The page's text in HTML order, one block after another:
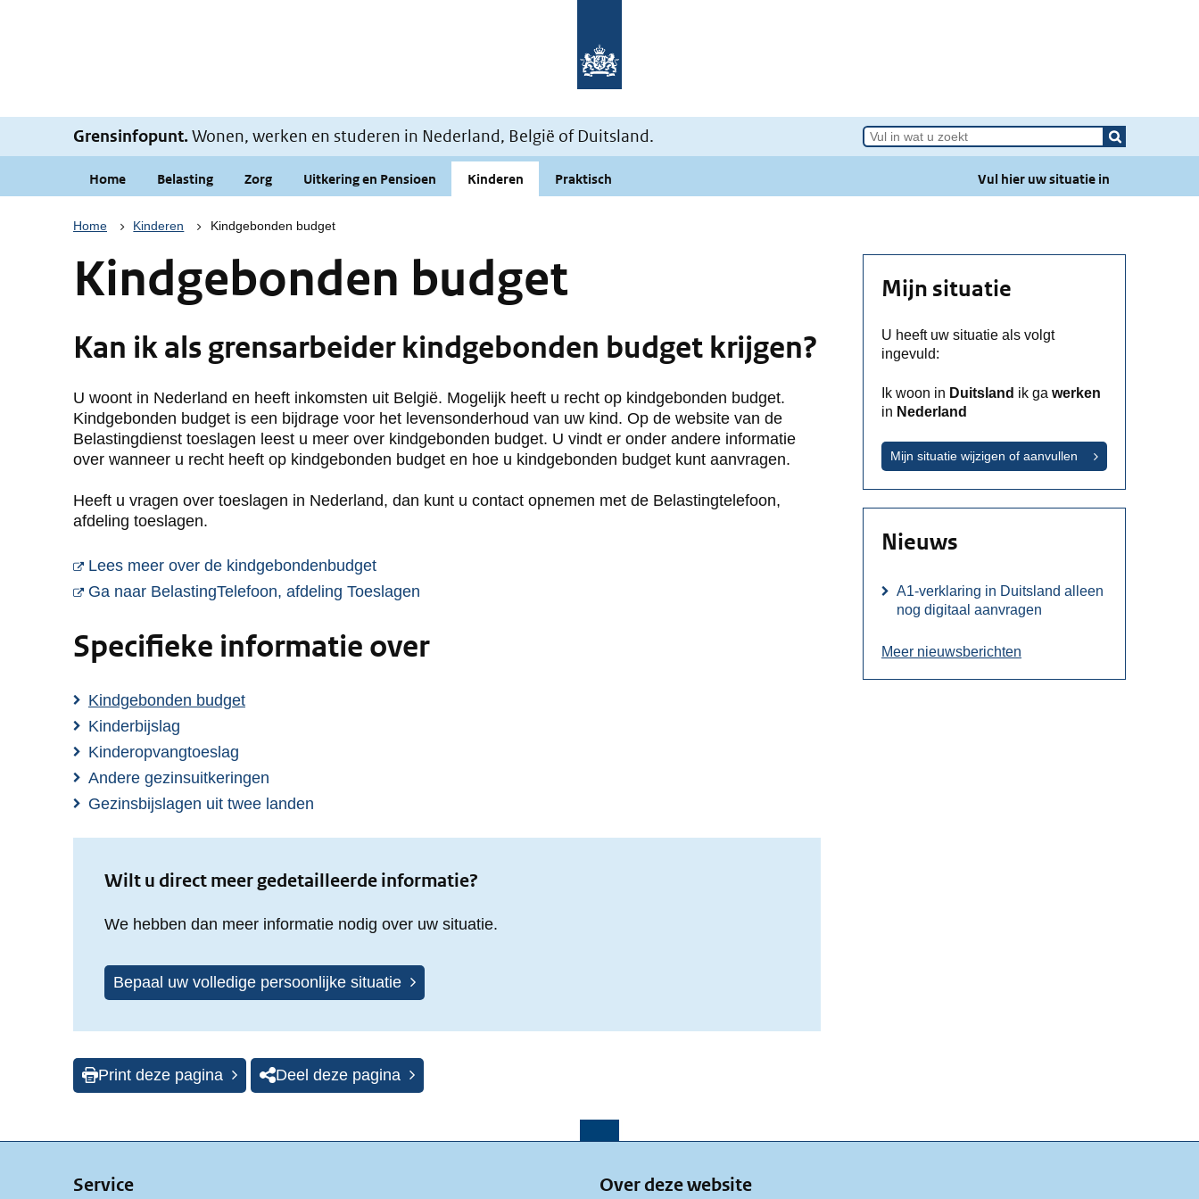
Naar de homepage Mijn situatie van Grensinfopunt
Grensinfopunt.Wonen, werken en studeren in Nederland, België of Duitsland.
Home Belasting Zorg Uitkering en Pensioen Kinderen Praktisch Vul hier uw situatie in
Kruimelpad
Home Kinderen Kindgebonden budget
Kindgebonden budget
Kan ik als grensarbeider kindgebonden budget krijgen?
U woont in Nederland en heeft inkomsten uit België. Mogelijk heeft u recht op kindgebonden budget.
Kindgebonden budget is een bijdrage voor het levensonderhoud van uw kind. Op de website van de
Belastingdienst toeslagen leest u meer over kindgebonden budget. U vindt er onder andere informatie
over wanneer u recht heeft op kindgebonden budget en hoe u kindgebonden budget kunt aanvragen.
Heeft u vragen over toeslagen in Nederland, dan kunt u contact opnemen met de Belastingtelefoon,
afdeling toeslagen.
Lees meer over de kindgebondenbudgetU gaat naar een externe site. Deze opent in een nieuw venster.
Ga naar BelastingTelefoon, afdeling Toeslagen
Specifieke informatie over
Kindgebonden budget
Kinderbijslag
Kinderopvangtoeslag
Andere gezinsuitkeringen
Gezinsbijslagen uit twee landen
Wilt u direct meer gedetailleerde informatie?
We hebben dan meer informatie nodig over uw situatie.
Bepaal uw volledige persoonlijke situatie
Print deze pagina Deel deze pagina
Mijn situatie
U heeft uw situatie als volgt
ingevuld:
Ik woon in Duitsland ik ga werken
in Nederland
Mijn situatie wijzigen of aanvullen
Nieuws
A1-verklaring in Duitsland alleen
nog digitaal aanvragen
Meer nieuwsberichten
Service Over deze website